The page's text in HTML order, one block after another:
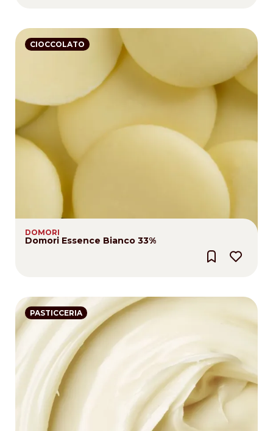
CIOCCOLATO
DOMORI
Domori Essence Bianco 33%
PASTICCERIA